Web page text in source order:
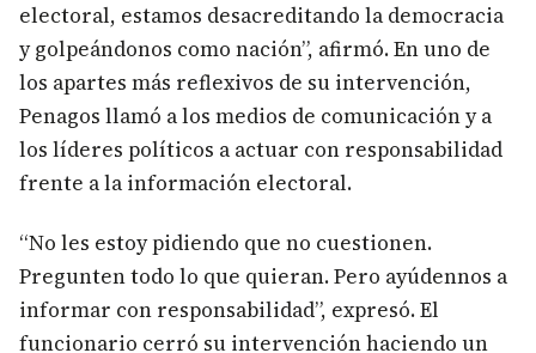
electoral, estamos desacreditando la democracia
y golpeándonos como nación”, afirmó. En uno de
los apartes más reflexivos de su intervención,
Penagos llamó a los medios de comunicación y a
los líderes políticos a actuar con responsabilidad
frente a la información electoral.
“No les estoy pidiendo que no cuestionen.
Pregunten todo lo que quieran. Pero ayúdennos a
informar con responsabilidad”, expresó. El
funcionario cerró su intervención haciendo un